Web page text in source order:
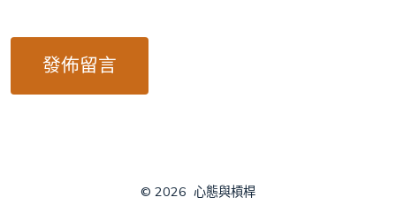
© 2026 心態與槓桿